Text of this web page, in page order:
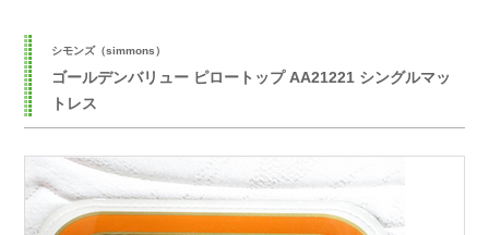
シモンズ（simmons）
ゴールデンバリュー ピロートップ AA21221 シングルマッ
トレス